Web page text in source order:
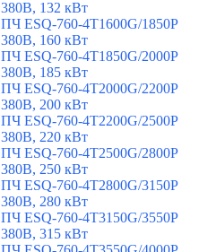
380В, 132 кВт
ПЧ ESQ-760-4T1600G/1850P
380В, 160 кВт
ПЧ ESQ-760-4T1850G/2000P
380В, 185 кВт
ПЧ ESQ-760-4T2000G/2200P
380В, 200 кВт
ПЧ ESQ-760-4T2200G/2500P
380В, 220 кВт
ПЧ ESQ-760-4T2500G/2800P
380В, 250 кВт
ПЧ ESQ-760-4T2800G/3150P
380В, 280 кВт
ПЧ ESQ-760-4T3150G/3550P
380В, 315 кВт